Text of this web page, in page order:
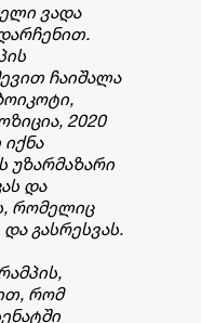
ვადა
ჩაიშალა
2020
უზარმაზარი
და
რომელიც
გასრესვას.
რომ